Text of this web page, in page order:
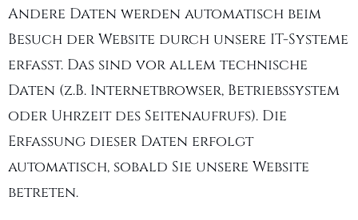
Andere Daten werden automatisch beim
Besuch der Website durch unsere IT-Systeme
erfasst. Das sind vor allem technische
Daten (z.B. Internetbrowser, Betriebssystem
oder Uhrzeit des Seitenaufrufs). Die
Erfassung dieser Daten erfolgt
automatisch, sobald Sie unsere Website
betreten.